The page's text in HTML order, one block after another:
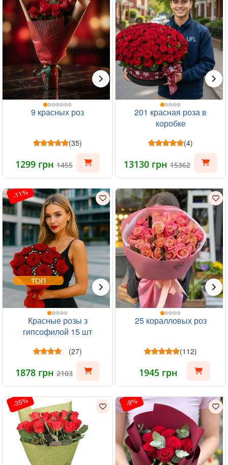
9 красных роз
(35)
1299 грн1455
201 красная роза в
коробке
(4)
13130 грн15362
-11%
ТОП
Красные розы з
гипсофилой 15 шт
(27)
1878 грн2103
25 коралловых роз
(112)
1945 грн
-35% -9%